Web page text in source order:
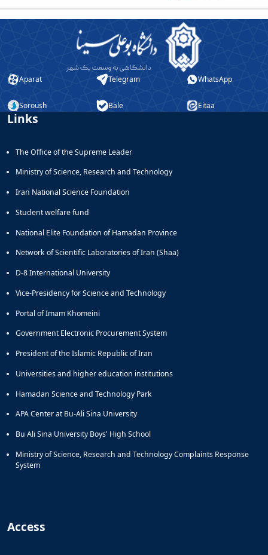
Aparat Telegram WhatsApp
Soroush Bale Eitaa
Links
The Office of the Supreme Leader
Ministry of Science, Research and Technology
Iran National Science Foundation
Student welfare fund
National Elite Foundation of Hamadan Province
Network of Scientific Laboratories of Iran (Shaa)
D-8 International University
Vice-Presidency for Science and Technology
Portal of Imam Khomeini
Government Electronic Procurement System
President of the Islamic Republic of Iran
Universities and higher education institutions
Hamadan Science and Technology Park
APA Center at Bu-Ali Sina University
Bu Ali Sina University Boys' High School
Ministry of Science, Research and Technology Complaints Response
System
Access